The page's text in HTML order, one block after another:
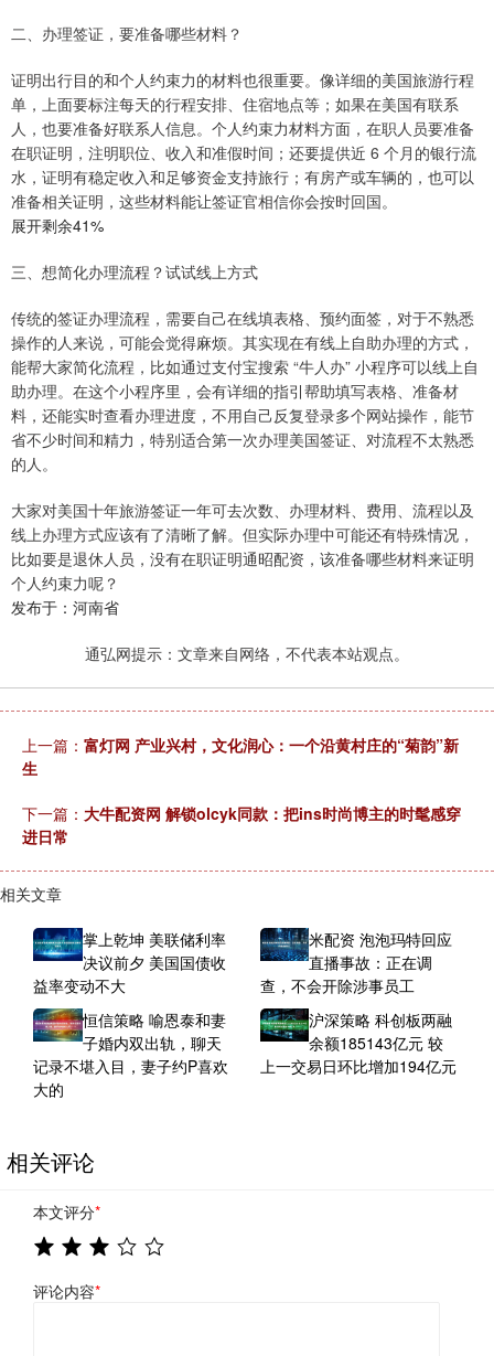
二、办理签证，要准备哪些材料？
证明出行目的和个人约束力的材料也很重要。像详细的美国旅游行程
单，上面要标注每天的行程安排、住宿地点等；如果在美国有联系
人，也要准备好联系人信息。个人约束力材料方面，在职人员要准备
在职证明，注明职位、收入和准假时间；还要提供近 6 个月的银行流
水，证明有稳定收入和足够资金支持旅行；有房产或车辆的，也可以
准备相关证明，这些材料能让签证官相信你会按时回国。
展开剩余41%
三、想简化办理流程？试试线上方式
传统的签证办理流程，需要自己在线填表格、预约面签，对于不熟悉
操作的人来说，可能会觉得麻烦。其实现在有线上自助办理的方式，
能帮大家简化流程，比如通过支付宝搜索 “牛人办” 小程序可以线上自
助办理。在这个小程序里，会有详细的指引帮助填写表格、准备材
料，还能实时查看办理进度，不用自己反复登录多个网站操作，能节
省不少时间和精力，特别适合第一次办理美国签证、对流程不太熟悉
的人。
大家对美国十年旅游签证一年可去次数、办理材料、费用、流程以及
线上办理方式应该有了清晰了解。但实际办理中可能还有特殊情况，
比如要是退休人员，没有在职证明通昭配资，该准备哪些材料来证明
个人约束力呢？
发布于：河南省
通弘网提示：文章来自网络，不代表本站观点。
上一篇： 富灯网 产业兴村，文化润心：一个沿黄村庄的“菊韵”新
生
下一篇： 大牛配资网 解锁olcyk同款：把ins时尚博主的时髦感穿
进日常
相关文章
掌上乾坤 美联储利率
决议前夕 美国国债收
益率变动不大
米配资 泡泡玛特回应
直播事故：正在调
查，不会开除涉事员工
恒信策略 喻恩泰和妻
子婚内双出轨，聊天
记录不堪入目，妻子约P喜欢
大的
沪深策略 科创板两融
余额185143亿元 较
上一交易日环比增加194亿元
相关评论
本文评分*
评论内容*